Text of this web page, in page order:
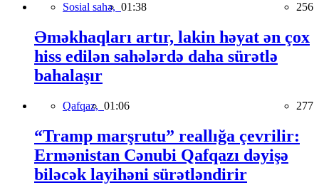
Sosial sahə, 01:38 256
Əməkhaqları artır, lakin həyat ən çox
hiss edilən sahələrdə daha sürətlə
bahalaşır
Qafqaz, 01:06 277
“Tramp marşrutu” reallığa çevrilir:
Ermənistan Cənubi Qafqazı dəyişə
biləcək layihəni sürətləndirir